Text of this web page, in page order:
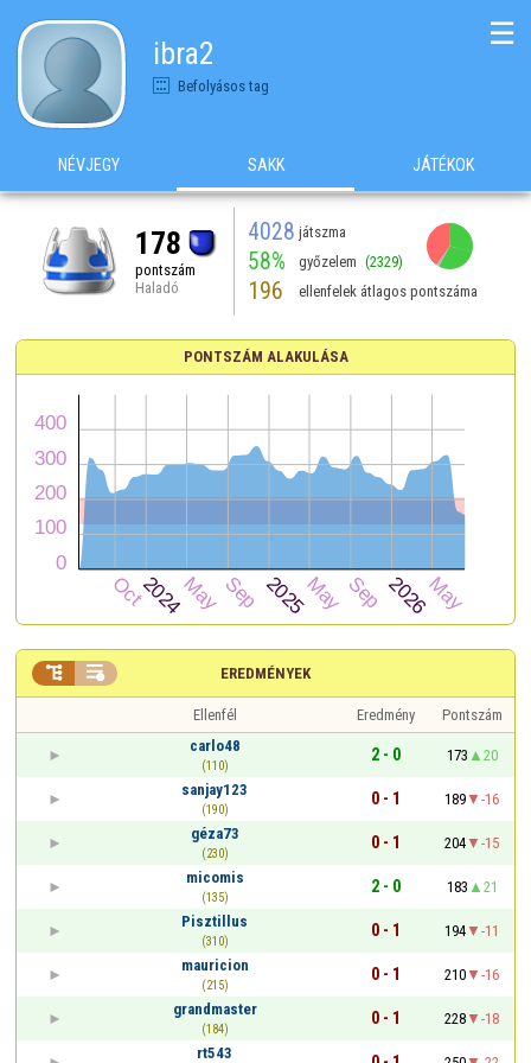
ibra2
Befolyásos tag
☰
NÉVJEGY SAKK JÁTÉKOK
178
pontszám
Haladó
4028 játszma
58% győzelem (2329)
196 ellenfelek átlagos pontszáma
PONTSZÁM ALAKULÁSA
EREDMÉNYEK
 
Ellenfél Eredmény
Pontszám
carlo48
(110)
2 - 0 173
20
sanjay123
(190)
0 - 1 189
-16
géza73
(230)
0 - 1 204
-15
micomis
(135)
2 - 0 183
21
Pisztillus
(310)
0 - 1 194
-11
mauricion
(215)
0 - 1 210
-16
grandmaster
(184)
0 - 1 228
-18
rt543